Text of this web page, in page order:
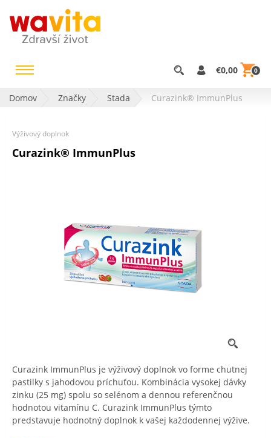
€0,00 0
Domov Značky Stada Curazink® ImmunPlus
Výživový doplnok
Curazink® ImmunPlus
Curazink ImmunPlus je výživový doplnok vo forme chutnej
pastilky s jahodovou príchuťou. Kombinácia vysokej dávky
zinku (25 mg) spolu so selénom a dennou referenčnou
hodnotou vitamínu C. Curazink ImmunPlus týmto
predstavuje hodnotný doplnok k vašej každodennej výžive.